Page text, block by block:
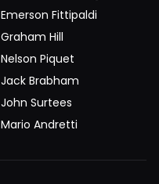
Emerson Fittipaldi
Graham Hill
Nelson Piquet
Jack Brabham
John Surtees
Mario Andretti